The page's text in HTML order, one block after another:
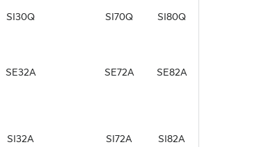
SI30Q SI70Q SI80Q
SE32A SE72A SE82A
SI32A SI72A SI82A